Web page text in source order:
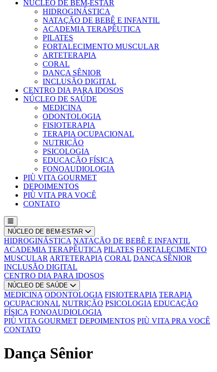
NÚCLEO DE BEM-ESTAR
HIDROGINÁSTICA
NATAÇÃO DE BEBÊ E INFANTIL
ACADEMIA TERAPÊUTICA
PILATES
FORTALECIMENTO MUSCULAR
ARTETERAPIA
CORAL
DANÇA SÊNIOR
INCLUSÃO DIGITAL
CENTRO DIA PARA IDOSOS
NÚCLEO DE SAÚDE
MEDICINA
ODONTOLOGIA
FISIOTERAPIA
TERAPIA OCUPACIONAL
NUTRIÇÃO
PSICOLOGIA
EDUCAÇÃO FÍSICA
FONOAUDIOLOGIA
PIÙ VITA GOURMET
DEPOIMENTOS
PIÙ VITA PRA VOCÊ
CONTATO
NÚCLEO DE BEM-ESTAR
HIDROGINÁSTICA NATAÇÃO DE BEBÊ E INFANTIL
ACADEMIA TERAPÊUTICA PILATES FORTALECIMENTO
MUSCULAR ARTETERAPIA CORAL DANÇA SÊNIOR
INCLUSÃO DIGITAL
CENTRO DIA PARA IDOSOS
NÚCLEO DE SAÚDE
MEDICINA ODONTOLOGIA FISIOTERAPIA TERAPIA
OCUPACIONAL NUTRIÇÃO PSICOLOGIA EDUCAÇÃO
FÍSICA FONOAUDIOLOGIA
PIÙ VITA GOURMET DEPOIMENTOS PIÙ VITA PRA VOCÊ
CONTATO
Dança Sênior